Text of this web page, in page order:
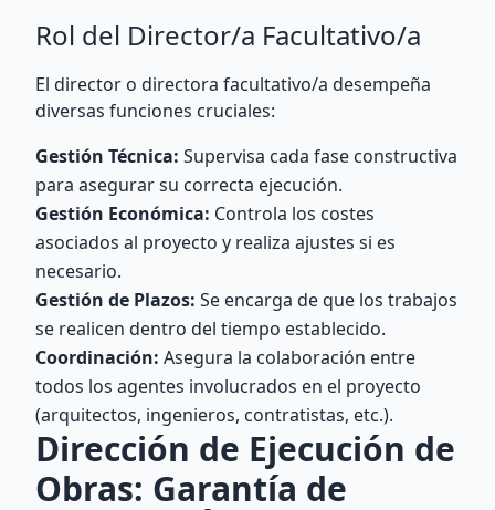
Rol del Director/a Facultativo/a
El director o directora facultativo/a desempeña
diversas funciones cruciales:
Gestión Técnica: Supervisa cada fase constructiva
para asegurar su correcta ejecución.
Gestión Económica: Controla los costes
asociados al proyecto y realiza ajustes si es
necesario.
Gestión de Plazos: Se encarga de que los trabajos
se realicen dentro del tiempo establecido.
Coordinación: Asegura la colaboración entre
todos los agentes involucrados en el proyecto
(arquitectos, ingenieros, contratistas, etc.).
Dirección de Ejecución de
Obras: Garantía de